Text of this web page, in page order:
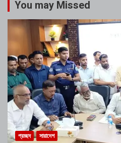
You may Missed
প্রচ্ছদ সারাদেশ